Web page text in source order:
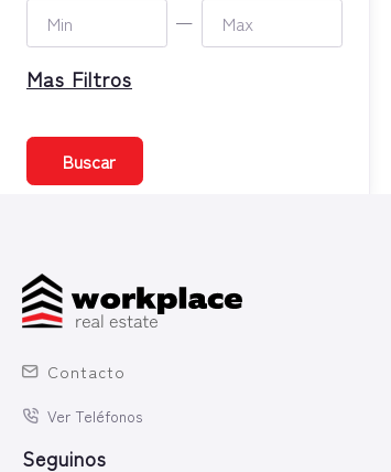
—
Mas Filtros
Buscar
Contacto
Ver Teléfonos
Seguinos